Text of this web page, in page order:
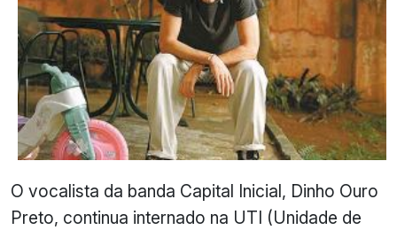
O vocalista da banda Capital Inicial, Dinho Ouro
Preto, continua internado na UTI (Unidade de